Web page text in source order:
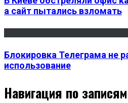
а сайт пытались взломать
Блокировка Телеграма не
использование
Навигация по записям